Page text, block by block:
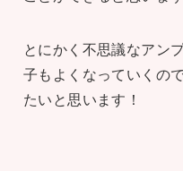
とにかく不思議なアン
子もよくなっていくの
たいと思います！